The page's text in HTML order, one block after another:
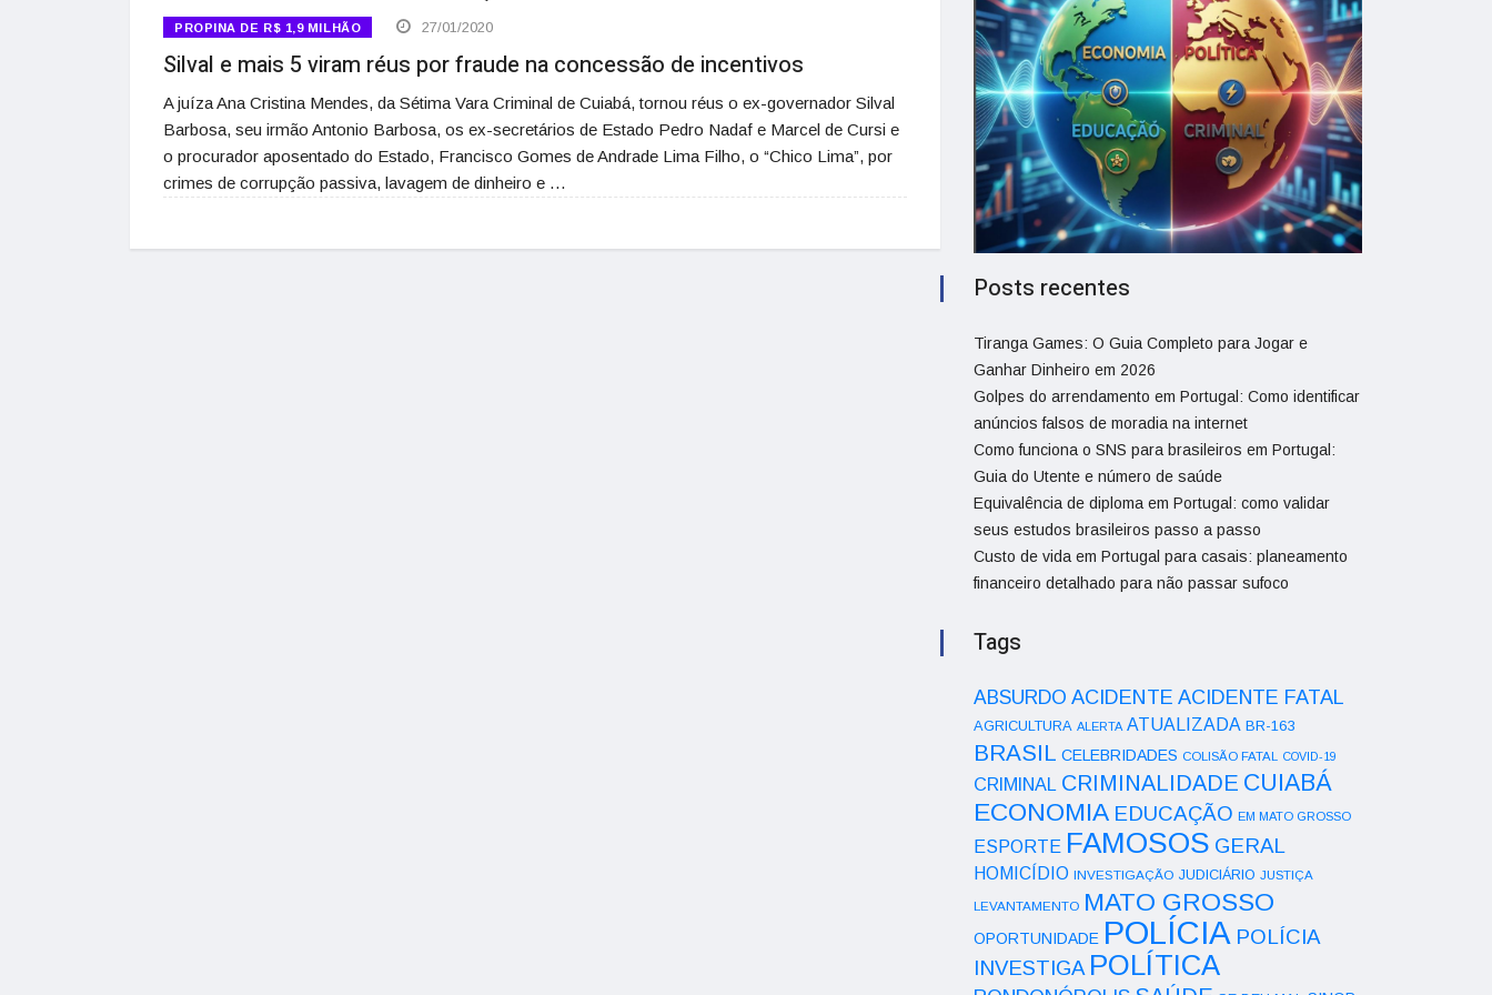
PROPINA DE R$ 1,9 MILHÃO 27/01/2020
Silval e mais 5 viram réus por fraude na concessão de incentivos
A juíza Ana Cristina Mendes, da Sétima Vara Criminal de Cuiabá, tornou réus o ex-governador Silval
Barbosa, seu irmão Antonio Barbosa, os ex-secretários de Estado Pedro Nadaf e Marcel de Cursi e
o procurador aposentado do Estado, Francisco Gomes de Andrade Lima Filho, o “Chico Lima”, por
crimes de corrupção passiva, lavagem de dinheiro e …
Posts recentes
Tiranga Games: O Guia Completo para Jogar e
Ganhar Dinheiro em 2026
Golpes do arrendamento em Portugal: Como identificar
anúncios falsos de moradia na internet
Como funciona o SNS para brasileiros em Portugal:
Guia do Utente e número de saúde
Equivalência de diploma em Portugal: como validar
seus estudos brasileiros passo a passo
Custo de vida em Portugal para casais: planeamento
financeiro detalhado para não passar sufoco
Tags
ABSURDO ACIDENTE ACIDENTE FATAL
AGRICULTURA ALERTA ATUALIZADA BR-163
BRASIL CELEBRIDADES COLISÃO FATAL COVID-19
CRIMINAL CRIMINALIDADE CUIABÁ
ECONOMIA EDUCAÇÃO EM MATO GROSSO
ESPORTE FAMOSOS GERAL
HOMICÍDIO INVESTIGAÇÃO JUDICIÁRIO JUSTIÇA
LEVANTAMENTO MATO GROSSO
OPORTUNIDADE POLÍCIA POLÍCIA
INVESTIGA POLÍTICA